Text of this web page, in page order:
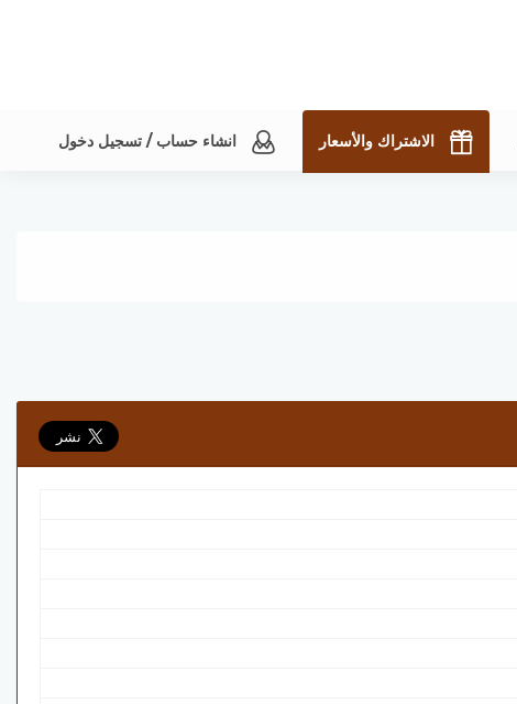
الاشتراك والأسعار انشاء حساب / تسجيل دخول